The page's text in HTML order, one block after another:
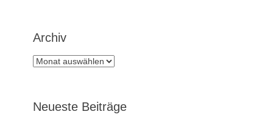
Archiv
Archiv
Neueste Beiträge